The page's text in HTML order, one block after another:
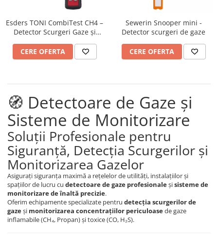
Esders TONI CombiTest CH4 –
Detector Scurgeri Gaze și
CERE OFERTA
Sewerin Snooper mini -
Detector scurgeri de gaze
CERE OFERTA
🧭 Detectoare de Gaze și
Sisteme de Monitorizare
Soluții Profesionale pentru
Siguranță, Detecția Scurgerilor și
Monitorizarea Gazelor
Asigurați siguranța maximă a rețelelor de utilități, instalațiilor și
spațiilor de lucru cu detectoare de gaze profesionaleșisisteme de
monitorizare de înaltă precizie.
Oferim echipamente specializate pentru detecția scurgerilor de
gazeși monitorizarea concentrațiilor periculoasede gaze
inflamabile (CH₄, Propan) și toxice (CO, H₂S).